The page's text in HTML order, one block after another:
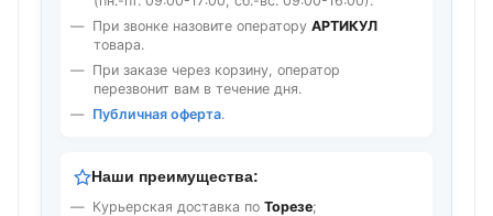
При звонке назовите оператору АРТИКУЛ
товара.
При заказе через корзину, оператор
перезвонит вам в течение дня.
Публичная оферта.
Наши преимущества:
Курьерская доставка по Торезе;